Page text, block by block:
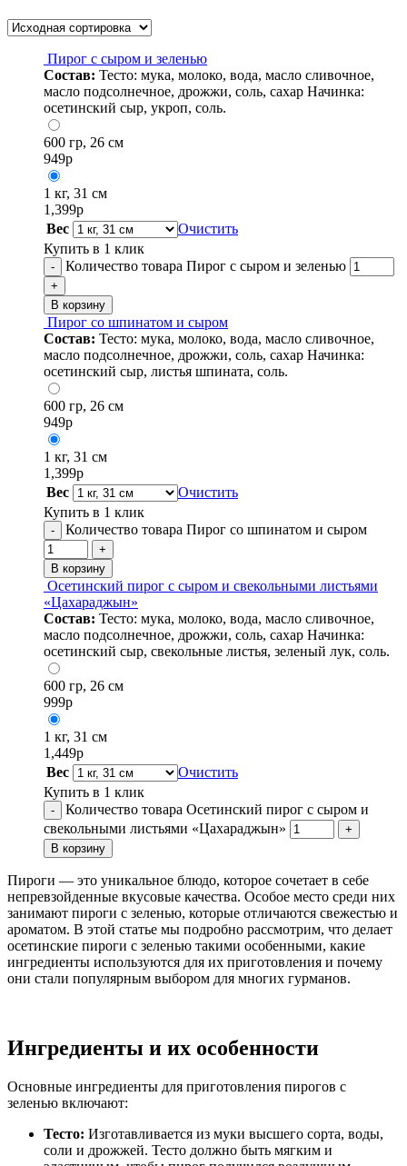
Пирог с сыром и зеленью
Состав: Тесто: мука, молоко, вода, масло сливочное,
масло подсолнечное, дрожжи, соль, сахар Начинка:
осетинский сыр, укроп, соль.
600 гр, 26 см
949р
1 кг, 31 см
1,399р
Вес
Очистить
Купить в 1 клик
- Количество товара Пирог с сыром и зеленью
+
В корзину
Пирог со шпинатом и сыром
Состав: Тесто: мука, молоко, вода, масло сливочное,
масло подсолнечное, дрожжи, соль, сахар Начинка:
осетинский сыр, листья шпината, соль.
600 гр, 26 см
949р
1 кг, 31 см
1,399р
Вес
Очистить
Купить в 1 клик
- Количество товара Пирог со шпинатом и сыром
+
В корзину
Осетинский пирог с сыром и свекольными листьями
«Цахараджын»
Состав: Тесто: мука, молоко, вода, масло сливочное,
масло подсолнечное, дрожжи, соль, сахар Начинка:
осетинский сыр, свекольные листья, зеленый лук, соль.
600 гр, 26 см
999р
1 кг, 31 см
1,449р
Вес
Очистить
Купить в 1 клик
-
Количество товара Осетинский пирог с сыром и
свекольными листьями «Цахараджын»
+
В корзину
Пироги — это уникальное блюдо, которое сочетает в себе
непревзойденные вкусовые качества. Особое место среди них
занимают пироги с зеленью, которые отличаются свежестью и
ароматом. В этой статье мы подробно рассмотрим, что делает
осетинские пироги с зеленью такими особенными, какие
ингредиенты используются для их приготовления и почему
они стали популярным выбором для многих гурманов.
Ингредиенты и их особенности
Основные ингредиенты для приготовления пирогов с
зеленью включают:
Тесто: Изготавливается из муки высшего сорта, воды,
соли и дрожжей. Тесто должно быть мягким и